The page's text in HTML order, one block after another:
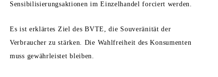
Sensibilisierungsaktionen im Einzelhandel forciert werden.
Es ist erklärtes Ziel des BVTE, die Souveränität der
Verbraucher zu stärken. Die Wahlfreiheit des Konsumenten
muss gewährleistet bleiben.